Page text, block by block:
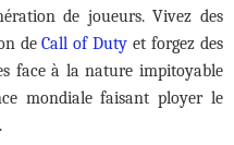
de joueurs. Vivez des
deCall of Duty et forgez des
face à la nature impitoyable
mondiale faisant ployer le